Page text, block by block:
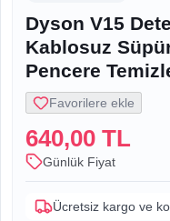
Dyson V15
Kablosuz
Pencere
Favorilere ekle
640,00 TL
Günlük Fiyat
Ücretsiz kargo ve